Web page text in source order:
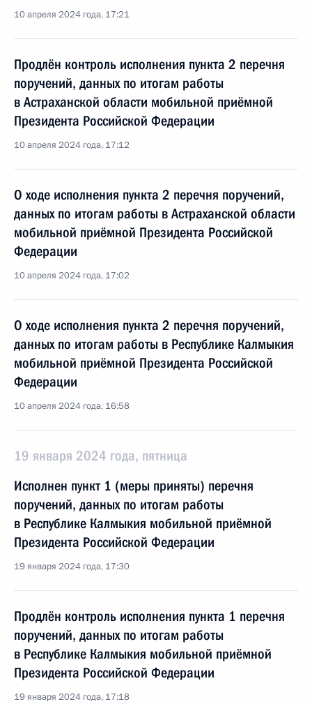
10 апреля 2024 года, 17:21
Продлён контроль исполнения пункта 2 перечня
поручений, данных по итогам работы
в Астраханской области мобильной приёмной
Президента Российской Федерации
10 апреля 2024 года, 17:12
О ходе исполнения пункта 2 перечня поручений,
данных по итогам работы в Астраханской области
мобильной приёмной Президента Российской
Федерации
10 апреля 2024 года, 17:02
О ходе исполнения пункта 2 перечня поручений,
данных по итогам работы в Республике Калмыкия
мобильной приёмной Президента Российской
Федерации
10 апреля 2024 года, 16:58
19 января 2024 года, пятница
Исполнен пункт 1 (меры приняты) перечня
поручений, данных по итогам работы
в Республике Калмыкия мобильной приёмной
Президента Российской Федерации
19 января 2024 года, 17:30
Продлён контроль исполнения пункта 1 перечня
поручений, данных по итогам работы
в Республике Калмыкия мобильной приёмной
Президента Российской Федерации
19 января 2024 года, 17:18